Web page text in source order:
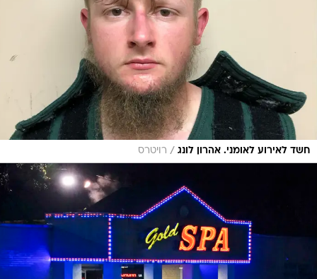
חשד לאירוע לאומני. אהרון לונג / רויטרס